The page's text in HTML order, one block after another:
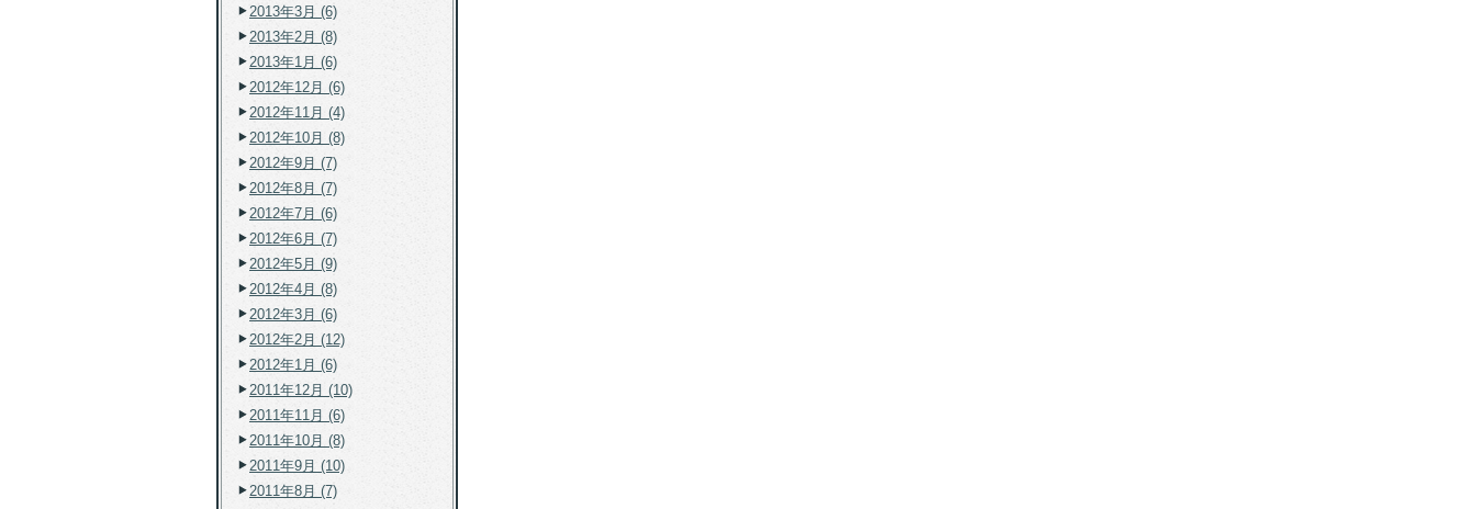
2013年3月 (6)
2013年2月 (8)
2013年1月 (6)
2012年12月 (6)
2012年11月 (4)
2012年10月 (8)
2012年9月 (7)
2012年8月 (7)
2012年7月 (6)
2012年6月 (7)
2012年5月 (9)
2012年4月 (8)
2012年3月 (6)
2012年2月 (12)
2012年1月 (6)
2011年12月 (10)
2011年11月 (6)
2011年10月 (8)
2011年9月 (10)
2011年8月 (7)